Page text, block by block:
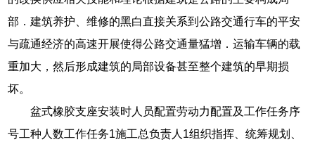
部．建筑养护、维修的黑白直接关系到公路交通行车的平安
与疏通经济的高速开展使得公路交通量猛增．运输车辆的载
重加大，然后形成建筑的局部设备甚至整个建筑的早期损
坏。
盆式橡胶支座安装时人员配置劳动力配置及工作任务序
号工种人数工作任务1施工总负责人1组织指挥、统筹规划、